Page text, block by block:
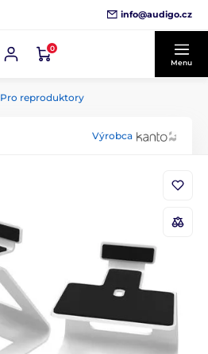
info@audigo.cz
0
Menu
Pro reproduktory
Výrobca